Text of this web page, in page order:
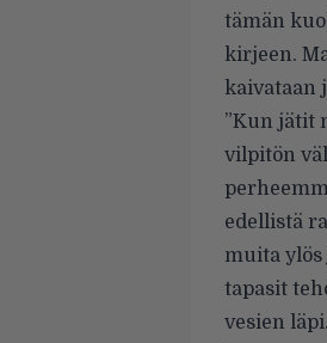
tämän
kirjeen.
kaivataan
”Kun jätit
vilpitön
edellistä
muita ylös
tapasit
vesien